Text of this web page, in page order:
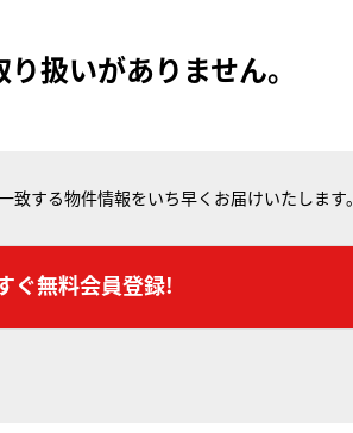
扱いがありません。
する物件情報をいち早くお届けいたします。
ぐ無料会員登録!